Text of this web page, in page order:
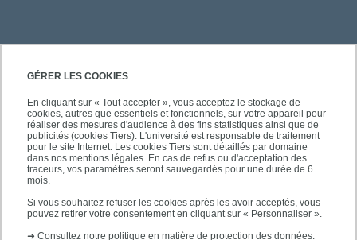
GÉRER LES COOKIES
En cliquant sur « Tout accepter », vous acceptez le stockage de
cookies, autres que essentiels et fonctionnels, sur votre appareil pour
réaliser des mesures d'audience à des fins statistiques ainsi que de
publicités (cookies Tiers). L'université est responsable de traitement
pour le site Internet. Les cookies Tiers sont détaillés par domaine
dans nos mentions légales. En cas de refus ou d'acceptation des
traceurs, vos paramètres seront sauvegardés pour une durée de 6
mois.
Si vous souhaitez refuser les cookies après les avoir acceptés, vous
pouvez retirer votre consentement en cliquant sur « Personnaliser ».
➜ Consultez notre politique en matière de protection des données.
PRATIQUE
ACCÈS RAPIDES
SUIVEZ-NOUS